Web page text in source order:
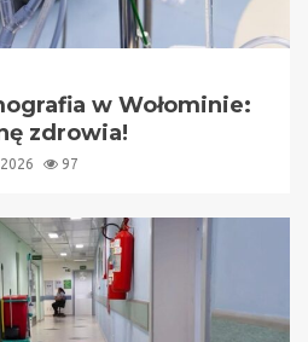
w Wołominie:
zdrowia!
97